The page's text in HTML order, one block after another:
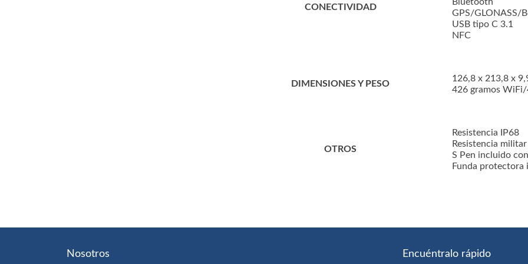
CONECTIVIDAD
GPS/GLONASS/
USB tipo C 3.1
NFC
DIMENSIONES Y PESO
126,8 x 213,8 x
426 gramos
OTROS
Resistencia IP68
Resistencia
S Pen incluido
Funda protectora
Nosotros Encuéntralo rápido